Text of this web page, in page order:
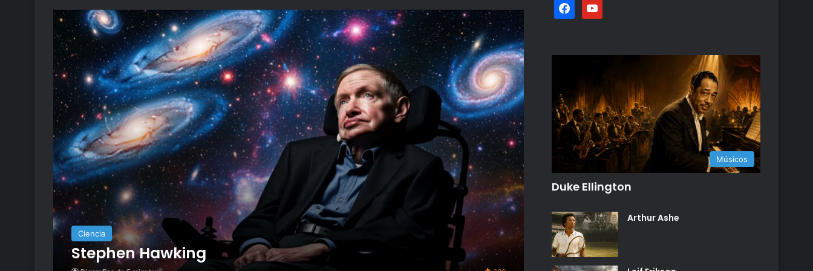
Ciencia
Stephen Hawking
facebookyoutube
Músicos
Duke Ellington
Arthur Ashe